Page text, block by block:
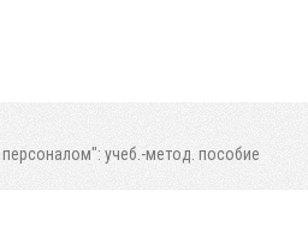
учеб.-метод. пособие